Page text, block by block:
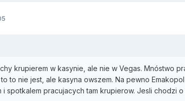
krupierem w kasynie, ale nie w Vegas. Mnóstwo
to nie jest, ale kasyna owszem. Na pewno
i spotkalem pracujacych tam krupierow. Jesli